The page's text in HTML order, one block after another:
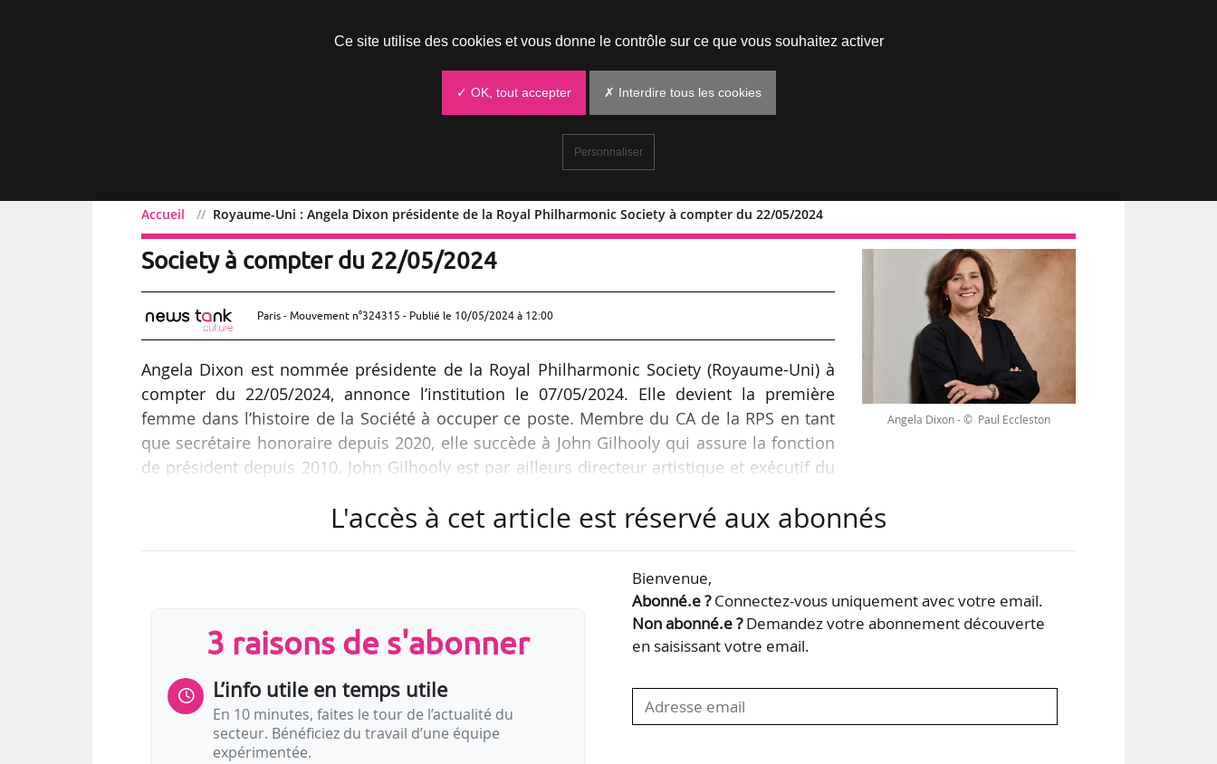
Accueil Royaume-Uni : Angela Dixon présidente de la Royal Philharmonic Society à compter du 22/05/2024
Royaume-Uni : Angela Dixon présidente de la Royal Philharmonic
Society à compter du 22/05/2024
Paris - Mouvement n°324315 - Publié le 10/05/2024 à 12:00
Angela Dixon est nommée présidente de la Royal Philharmonic Society (Royaume-Uni) à
compter du 22/05/2024, annonce l’institution le 07/05/2024. Elle devient la première
femme dans l’histoire de la Société à occuper ce poste. Membre du CA de la RPS en tant
que secrétaire honoraire depuis 2020, elle succède à John Gilhooly qui assure la fonction
de président depuis 2010. John Gilhooly est par ailleurs directeur artistique et exécutif du
précédemment responsable du département musique du Barbican Centre à Londres
(2011-2014) après en avoir été responsable de la programmation (1999-2011).
Angela Dixon - © Paul Eccleston
L'accès à cet article est réservé aux abonnés
3 raisons de s'abonner
L’info utile en temps utile
En 10 minutes, faites le tour de l’actualité du
secteur. Bénéficiez du travail d’une équipe
expérimentée.
Bienvenue,
Abonné.e ?Connectez-vous uniquement avec votre email.
Non abonné.e ?Demandez votre abonnement découverte
en saisissant votre email.
Ce site utilise des cookies et vous donne le contrôle sur ce que vous souhaitez activer
✓ OK, tout accepter ✗ Interdire tous les cookies
Personnaliser